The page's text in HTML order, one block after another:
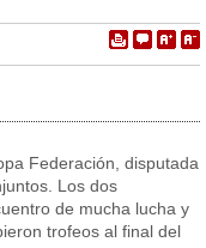
Federación, disputada
Los dos
de mucha lucha y
trofeos al final del